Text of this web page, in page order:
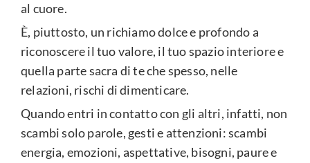
al cuore.
È, piuttosto, un richiamo dolce e profondo a
riconoscere il tuo valore, il tuo spazio interiore e
quella parte sacra di te che spesso, nelle
relazioni, rischi di dimenticare.
Quando entri in contatto con gli altri, infatti, non
scambi solo parole, gesti e attenzioni: scambi
energia, emozioni, aspettative, bisogni, paure e